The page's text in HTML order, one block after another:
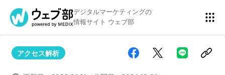
デジタルマーケティングの
情報サイト ウェブ部
アクセス解析